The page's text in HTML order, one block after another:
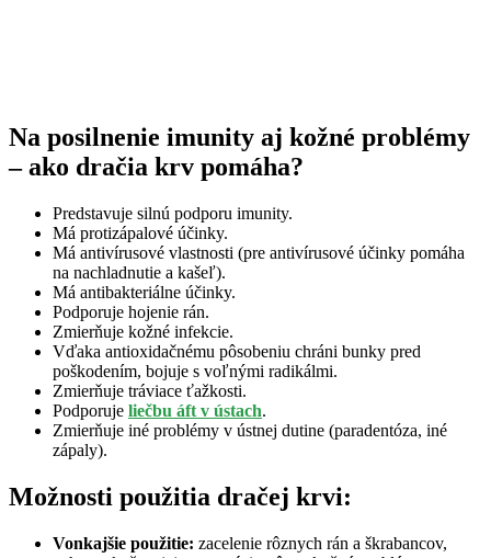
Na posilnenie imunity aj kožné problémy
– ako dračia krv pomáha?
Predstavuje silnú podporu imunity.
Má protizápalové účinky.
Má antivírusové vlastnosti (pre antivírusové účinky pomáha
na nachladnutie a kašeľ).
Má antibakteriálne účinky.
Podporuje hojenie rán.
Zmierňuje kožné infekcie.
Vďaka antioxidačnému pôsobeniu chráni bunky pred
poškodením, bojuje s voľnými radikálmi.
Zmierňuje tráviace ťažkosti.
Podporuje liečbu áft v ústach.
Zmierňuje iné problémy v ústnej dutine (paradentóza, iné
zápaly).
Možnosti použitia dračej krvi:
Vonkajšie použitie: zacelenie rôznych rán a škrabancov,